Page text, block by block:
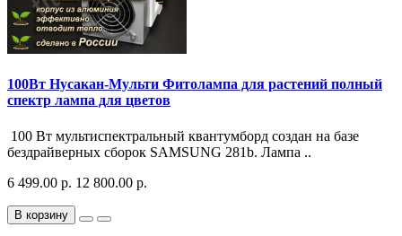
100Вт Нусакан-Мульти Фитолампа для растений полный
спектр лампа для цветов
100 Вт мультиспектральный квантумборд создан на базе
бездрайверных сборок SAMSUNG 281b. Лампа ..
6 499.00 р. 12 800.00 р.
В корзину